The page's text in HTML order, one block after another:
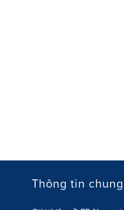
Thông tin chung